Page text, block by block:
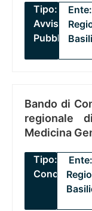
Tipo:
Avviso
Pubblico
Ente:
Bando di
regionale
Medicina
Tipo:
Concorsi
Ente: